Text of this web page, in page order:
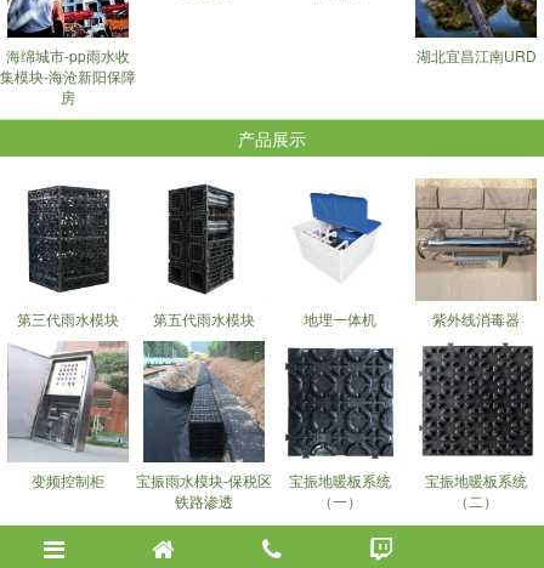
海绵城市-pp雨水收
集模块-海沧新阳保障
房
湖北宜昌江南URD
产品展示
第三代雨水模块 第五代雨水模块 地埋一体机 紫外线消毒器
变频控制柜
宝振雨水模块-保税区
铁路渗透
宝振地暖板系统
（一）
宝振地暖板系统
（二）